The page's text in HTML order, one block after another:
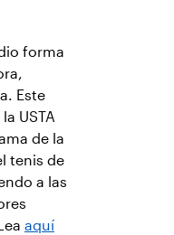
forma
Este
USTA
de la
tenis de
a las
aquí